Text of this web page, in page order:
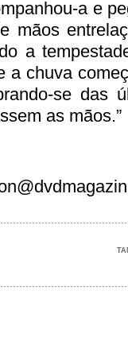
a e
mãos
a
a chuva
se das
as mãos.”